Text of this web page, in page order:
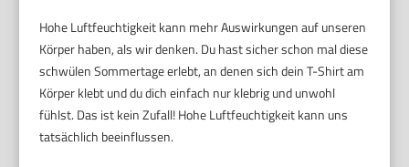
Hohe Luftfeuchtigkeit kann mehr Auswirkungen auf unseren
Körper haben, als wir denken. Du hast sicher schon mal diese
schwülen Sommertage erlebt, an denen sich dein T-Shirt am
Körper klebt und du dich einfach nur klebrig und unwohl
fühlst. Das ist kein Zufall! Hohe Luftfeuchtigkeit kann uns
tatsächlich beeinflussen.